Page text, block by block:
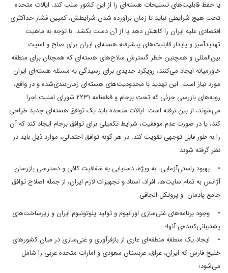
یا حفظ قابلیت‌های تسلیحات هسته‌ای را از این کشور سلب کند. ایالات متحده
تحت هیچ شرایطی نباید تا زمان برآورده شدن شرایطش، کمپین فشار حداکثری
اقتصادی علیه ایران را کاهش دهد یا از آن دست بکشد. با توجه به ماهیت
تهدیدآمیز و پایدار قابلیت‌های پیشرفته هسته‌ای ایران برای صلح و امنیت
بین‌المللی و همچنین خطر گسترش سلاح‌های هسته‌ای که همچنان برای منطقه
خاورمیانه ایجاد می‌کنند، رویکرد جدیدی برای رسیدگی به مسئله هسته‌ای ایران
مورد نیاز است. این تهدید با محدودیت‌های هسته‌ای زمان‌بندی‌شده و در واقع،
رویه‌های بازرسی جزئی که تحت برجام و قطعنامه ۲۲۳۱ شورای امنیت اجرا
می‌شوند، از بین نرفته است. ایالات متحده باید یک توافق هسته‌ای جدید طراحی
کند، یا در صورت عدم موفقیت، شرایط تکمیلی برای توافق برجام ایجاد کند که آن
را به طور قابل توجهی تقویت کند. در هر گونه توافق احتمالی، موارد ذیل باید در
نظر گرفته شوند:
• بهبود راستی‌آزمایی، به ویژه، دستیابی به شفافیت کافی و دسترسی بازرسان
آژانس به تمام سایت‌ها، افراد، اسناد و تجهیزات لازم ایران، از جمله اصلاح توافق
جامع پادمان و پروتکل الحاقی
• وجود برنامه‌های غنی‌سازی اورانیوم و تولید پلوتونیوم ایران و زیرساخت‌های
پشتیبانی‌کننده‌ی آنها؛
• ایجاد یک منطقه منطقه‌ای عاری از بازفرآوری و غنی‌سازی در میان کشورهای
خلیج فارس که ایران، عراق، عربستان سعودی و امارات متحده عربی را شامل
می‌شود؛